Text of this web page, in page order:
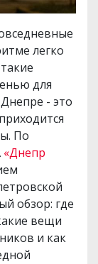
легко
для
- это
По
«Днепр
обзор: где
вещи
и как